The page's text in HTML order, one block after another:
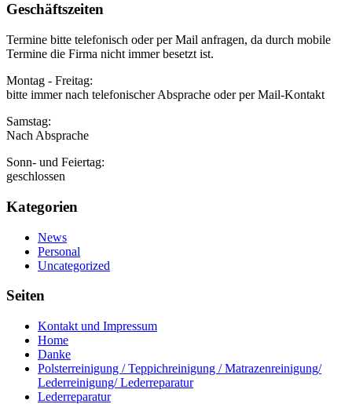
Geschäftszeiten
Termine bitte telefonisch oder per Mail anfragen, da durch mobile
Termine die Firma nicht immer besetzt ist.
Montag - Freitag:
bitte immer nach telefonischer Absprache oder per Mail-Kontakt
Samstag:
Nach Absprache
Sonn- und Feiertag:
geschlossen
Kategorien
News
Personal
Uncategorized
Seiten
Kontakt und Impressum
Home
Danke
Polsterreinigung / Teppichreinigung / Matrazenreinigung/
Lederreinigung/ Lederreparatur
Lederreparatur